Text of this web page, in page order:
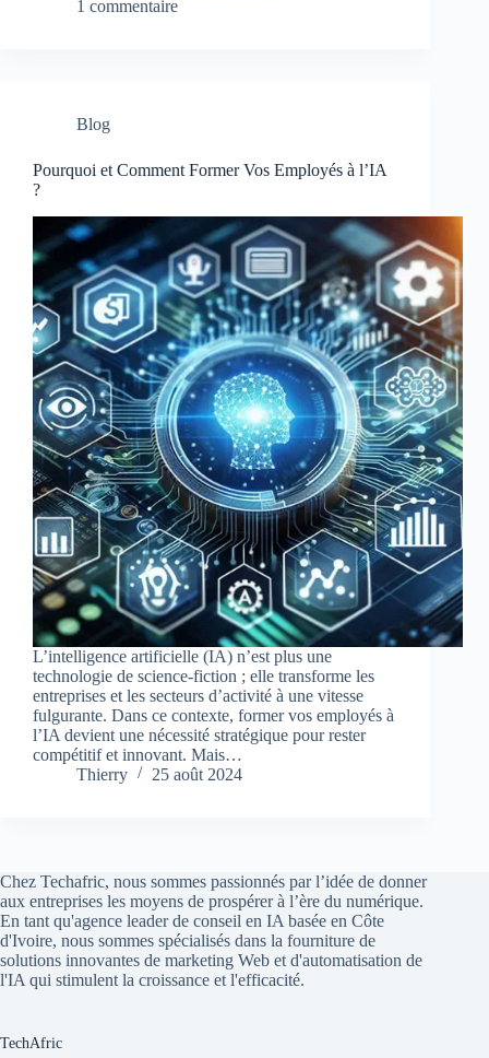
1 commentaire
Blog
Pourquoi et Comment Former Vos Employés à l’IA
?
L’intelligence artificielle (IA) n’est plus une
technologie de science-fiction ; elle transforme les
entreprises et les secteurs d’activité à une vitesse
fulgurante. Dans ce contexte, former vos employés à
l’IA devient une nécessité stratégique pour rester
compétitif et innovant. Mais…
Thierry
25 août 2024
Chez Techafric, nous sommes passionnés par l’idée de donner
aux entreprises les moyens de prospérer à l’ère du numérique.
En tant qu'agence leader de conseil en IA basée en Côte
d'Ivoire, nous sommes spécialisés dans la fourniture de
solutions innovantes de marketing Web et d'automatisation de
l'IA qui stimulent la croissance et l'efficacité.
TechAfric